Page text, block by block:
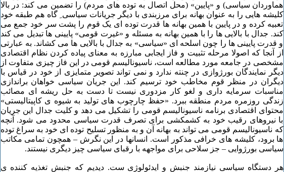
هماوردان سیاسی) و «پایین» (محل اتصال به توده های مردم) را تضمین می کند: در بالا
کلیشه هایی را به عنوان بهانه برای مرزبندی با دیگر جریانات سیاسی ِ گاه هم طبقه خود
تعبیه کرده و در پایین با همین بهانه ها قدرت توده ای یک قوم را پشت سر خود جمع می
کند. جدال با بالایی ها را با همین بهانه به مسئله و «غیرت قومی» پایینی ها تبدیل می کند
و قدرت پایینی ها را چون اسلحه ای «سیاسی» به جدال با بالایی ها می کشاند. به عبارتی
از آنجا که اصولا مرحله تثبیت و فاز ایجابی مبارزه به معنای پیاده کردن نظام اقتصادی
مشخصی در جامعه مورد مطالعه است، ناسیونالیسم قومی در این فاز چیزی متفاوت از
دیگر نمایندگان بورژوازی در چنته ندارد و نمی تواند تصویر متمایزی از خود در قیاس با
دیگران در منظر قوم مخاطب خود ترسیم کند. این جریان سیاسی خواهان براندازی
مناسبات سرمایه داری و لغو کار مزدوری نیست تا دست به حل ریشه ای مصائب
زندگی روزمره مردم منطقه ببرد. «حفظ چارچوب های تولید به شیوه ی کاپیتالیستی»
محتوای اقتصادی برنامه ناسیونالیسم قومی را تشکیل می دهد و کلیت جدال این جریان
با نیروهای رقیب خود به کشمکشی برای تصرف قدرت سیاسی محدود می شود. آنچه
که ناسیونالیسم قومی می تواند به بهانه آن و به منظور تسلیح توده ای خود به سراغ توده
ها برود، کلیشه های خرافی مذکور است. انسانها در این نگرش – همچون تمامی مکاتب
سیاسی بورژوایی – جز سلاحی برای مواجهه با رقبای سیاسی چیز دیگری نیستند.
هر دستگاه سیاسی نیازمند جنبش و ایدئولوژی ست. دیدیم که جنبش تغذیه کننده ی